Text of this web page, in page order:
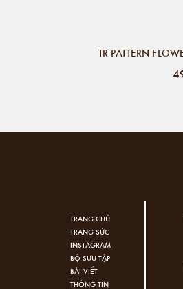
TR PATTERN
TRANG CHỦ
TRANG SỨC
INSTAGRAM
BỘ SƯU TẬP
BÀI VIẾT
THÔNG TIN